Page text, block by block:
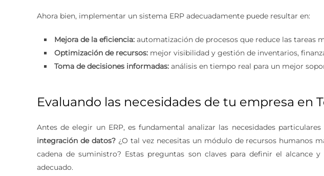
Ahora bien, implementar un sistema ERP adecuadamente puede resultar en:
Mejora de la eficiencia: automatización de procesos que reduce las tareas
Optimización de recursos: mejor visibilidad y gestión de inventarios,
Toma de decisiones informadas: análisis en tiempo real para un mejor
Evaluando las necesidades de tu empresa en
Antes de elegir un ERP, es fundamental analizar las necesidades
integración de datos?¿O tal vez necesitas un módulo de recursos humanos
cadena de suministro? Estas preguntas son claves para definir el alcance
adecuado.